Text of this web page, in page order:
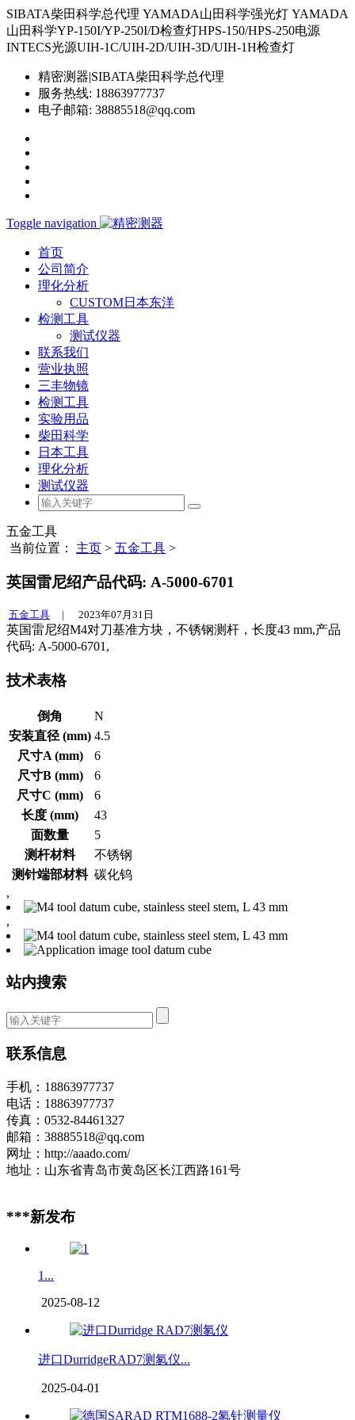
SIBATA柴田科学总代理 YAMADA山田科学强光灯 YAMADA
山田科学YP-150I/YP-250I/D检查灯HPS-150/HPS-250电源
INTECS光源UIH-1C/UIH-2D/UIH-3D/UIH-1H检查灯
精密测器|SIBATA柴田科学总代理
服务热线: 18863977737
电子邮箱: 38885518@qq.com
Toggle navigation
首页
公司简介
理化分析
CUSTOM日本东洋
检测工具
测试仪器
联系我们
营业执照
三丰物镜
检测工具
实验用品
柴田科学
日本工具
理化分析
测试仪器
五金工具
当前位置： 主页 > 五金工具 >
英国雷尼绍产品代码: A-5000-6701
五金工具 | 2023年07月31日
英国雷尼绍M4对刀基准方块，不锈钢测杆，长度43 mm,产品
代码: A-5000-6701,
技术表格
倒角
N
安装直径 (mm) 4.5
尺寸A (mm)
6
尺寸B (mm)
6
尺寸C (mm)
6
长度 (mm)
43
面数量
5
测杆材料
不锈钢
测针端部材料 碳化钨
,
,
站内搜索
联系信息
手机：18863977737
电话：18863977737
传真：0532-84461327
邮箱：38885518@qq.com
网址：http://aaado.com/
地址：山东省青岛市黄岛区长江西路161号
***新发布
1...
2025-08-12
进口DurridgeRAD7测氡仪...
2025-04-01